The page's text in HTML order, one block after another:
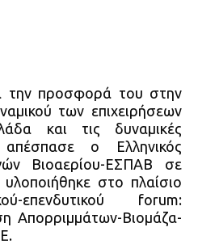
την προσφορά του στην
των επιχειρήσεων
και τις δυναμικές
ο Ελληνικός
Βιοαερίου-ΕΣΠΑΒ σε
στο πλαίσιο
επενδυτικού forum:
Απορριμμάτων-Βιομάζα-